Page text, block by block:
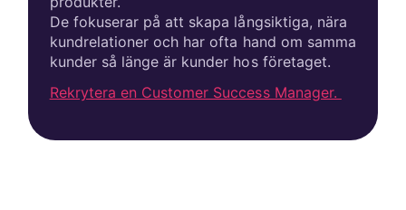
De fokuserar på att skapa långsiktiga, nära
kundrelationer och har ofta hand om samma
kunder så länge är kunder hos företaget.
Rekrytera en Customer Success Manager.